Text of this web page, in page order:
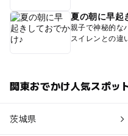
夏の朝に早起
親子で神秘的な
スイレンとの違
関東おでかけ人気スポッ
茨城県